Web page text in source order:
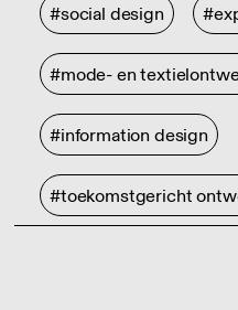
#social design
#mode- en
#information design
#toekomstgericht